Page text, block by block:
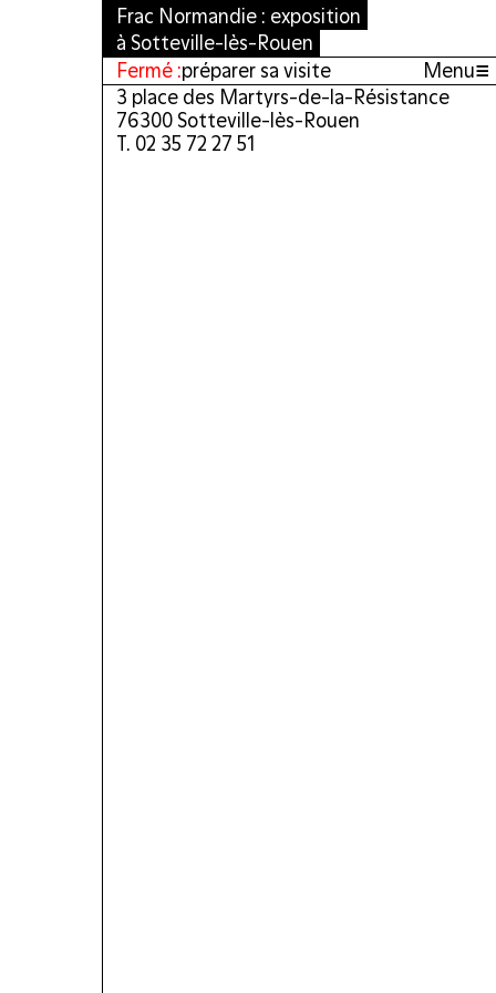
Frac Normandie : exposition
à Sotteville-lès-Rouen
Fermé :préparer sa visite Menu≡
3 place des Martyrs-de-la-Résistance
76300 Sotteville-lès-Rouen
T. 02 35 72 27 51